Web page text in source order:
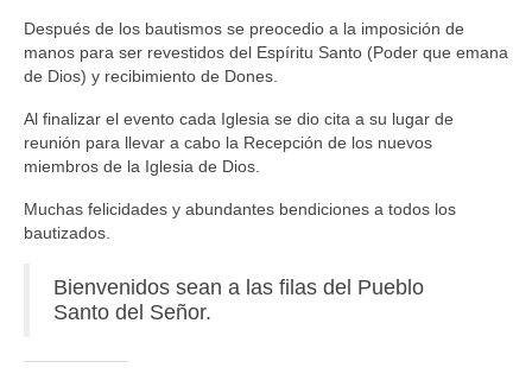
Después de los bautismos se preocedio a la imposición de
manos para ser revestidos del Espíritu Santo (Poder que emana
de Dios) y recibimiento de Dones.
Al finalizar el evento cada Iglesia se dio cita a su lugar de
reunión para llevar a cabo la Recepción de los nuevos
miembros de la Iglesia de Dios.
Muchas felicidades y abundantes bendiciones a todos los
bautizados.
Bienvenidos sean a las filas del Pueblo
Santo del Señor.